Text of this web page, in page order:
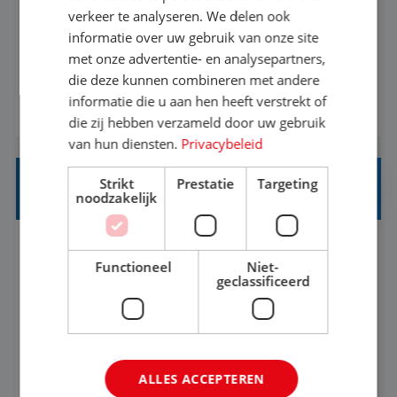
Als Stagiaire Business Intelligence ga je de
informatiebehoefte van verschillende interne
afdelingen specificeren. Aan de hand van deze
informatiebehoefte ga je BI-producten zoals
adviezen, rapportages en dashboards
ontwikkelen, aanpassen en leveren. Deze
producten ontwikkel je door middel van de data
uit ons datawa...
BEKIJK VACATURE
INKOPER VAKANTIES
Nijmegen Baan 33-36 uur MBO
Jij vindt de mooiste plekjes ter wereld en geeft
eenoudergezinnen én singles de meest
onvergetelijke vakanties van hun leven, hoe gaaf
is dat? Ben jij de commerciële professional die
verkeer te analyseren. We delen ook
informatie over uw gebruik van onze site
met onze advertentie- en analysepartners,
die deze kunnen combineren met andere
informatie die u aan hen heeft verstrekt of
die zij hebben verzameld door uw gebruik
van hun diensten. Privacybeleid
Strikt
noodzakelijk
Prestatie Targeting
Functioneel
Niet-
geclassificeerd
ALLES ACCEPTEREN